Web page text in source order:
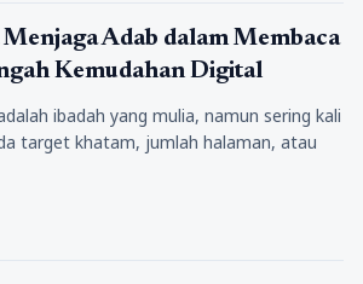
Adab dalam Membaca
Kemudahan Digital
ibadah yang mulia, namun sering kali
target khatam, jumlah halaman, atau